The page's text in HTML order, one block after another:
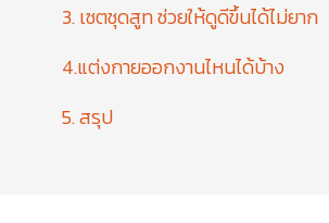
3. เซตชุดสูท ช่วยให้ดูดีขึ้นได้ไม่ยาก
4.แต่งกายออกงานไหนได้บ้าง
5. สรุป